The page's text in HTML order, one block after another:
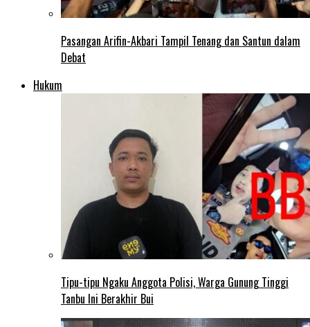
Pasangan Arifin-Akbari Tampil Tenang dan Santun dalam
Debat
Hukum
Tipu-tipu Ngaku Anggota Polisi, Warga Gunung Tinggi
Tanbu Ini Berakhir Bui